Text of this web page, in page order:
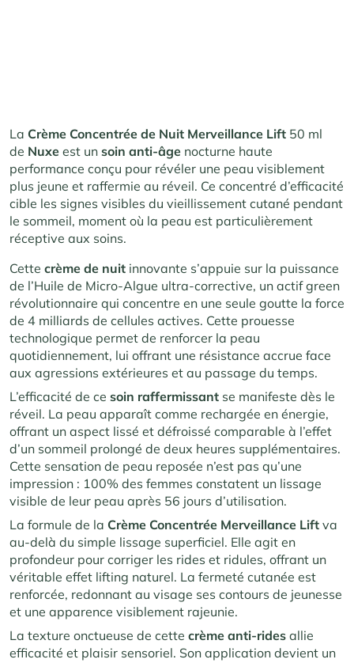
La Crème Concentrée de Nuit Merveillance Lift 50 ml
de Nuxe est un soin anti-âge nocturne haute
performance conçu pour révéler une peau visiblement
plus jeune et raffermie au réveil. Ce concentré d’efficacité
cible les signes visibles du vieillissement cutané pendant
le sommeil, moment où la peau est particulièrement
réceptive aux soins.
Cette crème de nuit innovante s’appuie sur la puissance
de l’Huile de Micro-Algue ultra-corrective, un actif green
révolutionnaire qui concentre en une seule goutte la force
de 4 milliards de cellules actives. Cette prouesse
technologique permet de renforcer la peau
quotidiennement, lui offrant une résistance accrue face
aux agressions extérieures et au passage du temps.
L’efficacité de ce soin raffermissant se manifeste dès le
réveil. La peau apparaît comme rechargée en énergie,
offrant un aspect lissé et défroissé comparable à l’effet
d’un sommeil prolongé de deux heures supplémentaires.
Cette sensation de peau reposée n’est pas qu’une
impression : 100% des femmes constatent un lissage
visible de leur peau après 56 jours d’utilisation.
La formule de la Crème Concentrée Merveillance Lift va
au-delà du simple lissage superficiel. Elle agit en
profondeur pour corriger les rides et ridules, offrant un
véritable effet lifting naturel. La fermeté cutanée est
renforcée, redonnant au visage ses contours de jeunesse
et une apparence visiblement rajeunie.
La texture onctueuse de cette crème anti-rides allie
efficacité et plaisir sensoriel. Son application devient un